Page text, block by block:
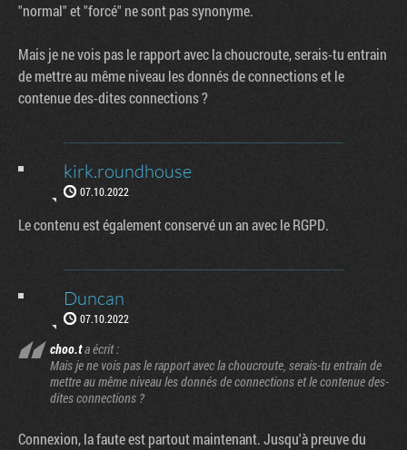
"normal" et "forcé" ne sont pas synonyme.
Mais je ne vois pas le rapport avec la choucroute, serais-tu entrain
de mettre au même niveau les donnés de connections et le
contenue des-dites connections ?
kirk.roundhouse
07.10.2022
Le contenu est également conservé un an avec le RGPD.
Duncan
07.10.2022
choo.ta écrit :
Mais je ne vois pas le rapport avec la choucroute, serais-tu entrain de
mettre au même niveau les donnés de connections et le contenue des-
dites connections ?
Connexion, la faute est partout maintenant. Jusqu'à preuve du